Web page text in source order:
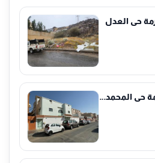
حي العدل
فيلا للبيع في مكة المكرمة حي المحمدية